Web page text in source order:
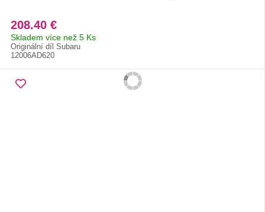
208.40 €
Skladem více než 5 Ks
Originální díl Subaru
12006AD620